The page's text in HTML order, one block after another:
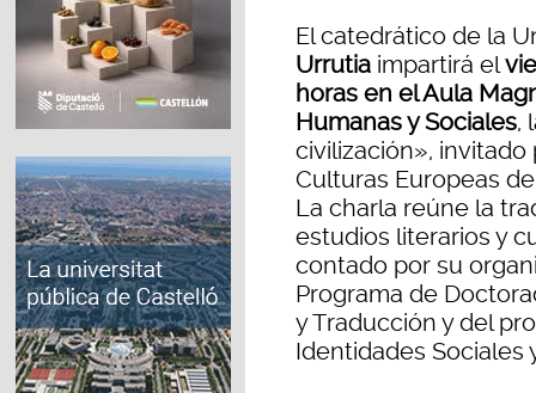
El catedrático de la
Urrutia impartirá el
horas en el Aula
Humanas y Sociales,
civilización»,
Culturas Europeas
La charla reúne la
estudios literarios y
contado por su
Programa de
y Traducción y del
Identidades Sociales